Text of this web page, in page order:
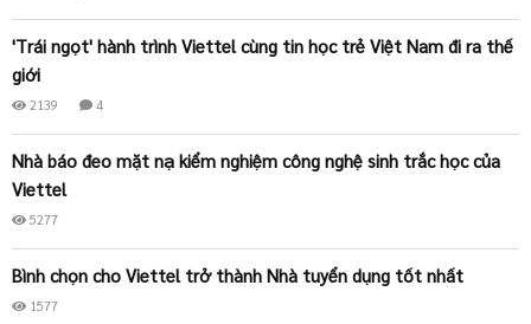
'Trái ngọt' hành trình Viettel cùng tin học trẻ Việt Nam đi ra thế
giới
2139 4
Nhà báo đeo mặt nạ kiểm nghiệm công nghệ sinh trắc học của
Viettel
5277
Bình chọn cho Viettel trở thành Nhà tuyển dụng tốt nhất
1577